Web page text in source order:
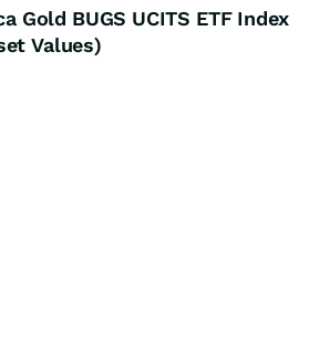
Gold BUGS UCITS ETF Index
Values)